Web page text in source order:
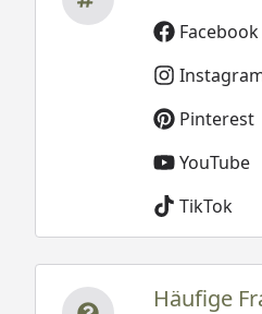
Facebook
Pinterest
YouTube
TikTok
Häufige